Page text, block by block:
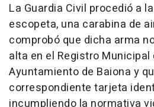
La Guardia Civil procedió a
escopeta, una carabina de
comprobó que dicha arma
alta en el Registro Municipal
Ayuntamiento de Baiona y
correspondiente tarjeta
incumpliendo la normativa